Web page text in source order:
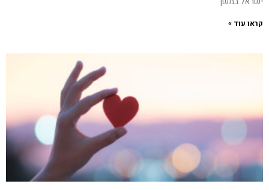
קראו עוד »